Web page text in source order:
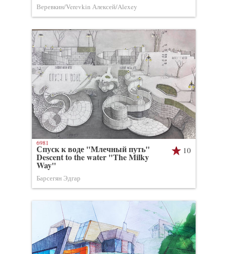
Веревкин/Verevkin Алексей/Alexey
10
Спуск к воде "Млечный путь"
Descent to the water "The Milky
Way"
Барсегян Эдгар
6981